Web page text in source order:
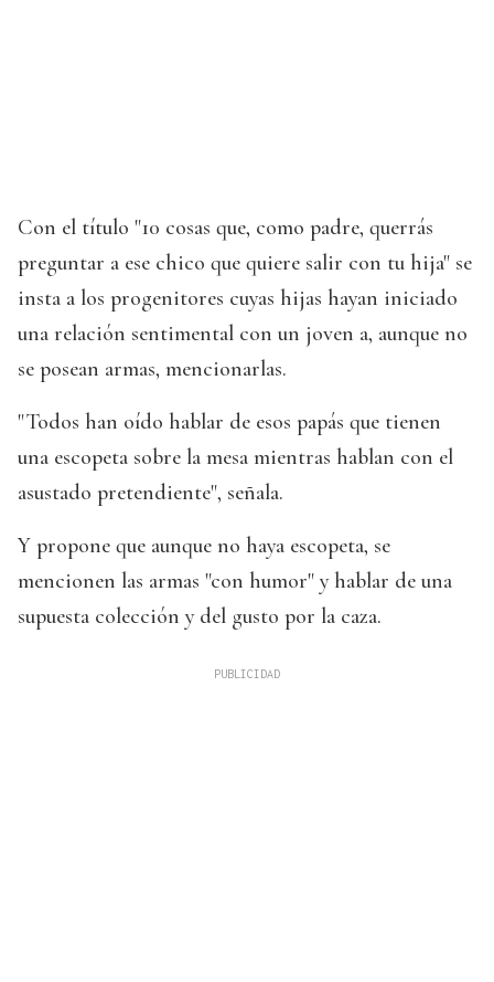
Con el título "10 cosas que, como padre, querrás
preguntar a ese chico que quiere salir con tu hija" se
insta a los progenitores cuyas hijas hayan iniciado
una relación sentimental con un joven a, aunque no
se posean armas, mencionarlas.
"Todos han oído hablar de esos papás que tienen
una escopeta sobre la mesa mientras hablan con el
asustado pretendiente", señala.
Y propone que aunque no haya escopeta, se
mencionen las armas "con humor" y hablar de una
supuesta colección y del gusto por la caza.